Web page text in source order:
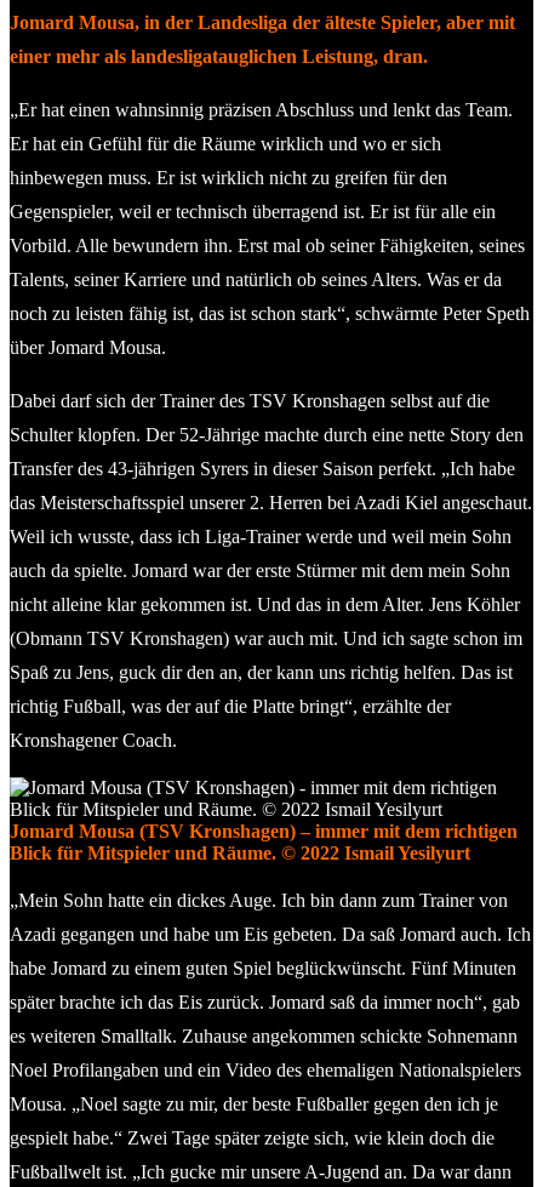
Jomard Mousa, in der Landesliga der älteste Spieler, aber mit
einer mehr als landesligatauglichen Leistung, dran.
„Er hat einen wahnsinnig präzisen Abschluss und lenkt das Team.
Er hat ein Gefühl für die Räume wirklich und wo er sich
hinbewegen muss. Er ist wirklich nicht zu greifen für den
Gegenspieler, weil er technisch überragend ist. Er ist für alle ein
Vorbild. Alle bewundern ihn. Erst mal ob seiner Fähigkeiten, seines
Talents, seiner Karriere und natürlich ob seines Alters. Was er da
noch zu leisten fähig ist, das ist schon stark“, schwärmte Peter Speth
über Jomard Mousa.
Dabei darf sich der Trainer des TSV Kronshagen selbst auf die
Schulter klopfen. Der 52-Jährige machte durch eine nette Story den
Transfer des 43-jährigen Syrers in dieser Saison perfekt. „Ich habe
das Meisterschaftsspiel unserer 2. Herren bei Azadi Kiel angeschaut.
Weil ich wusste, dass ich Liga-Trainer werde und weil mein Sohn
auch da spielte. Jomard war der erste Stürmer mit dem mein Sohn
nicht alleine klar gekommen ist. Und das in dem Alter. Jens Köhler
(Obmann TSV Kronshagen) war auch mit. Und ich sagte schon im
Spaß zu Jens, guck dir den an, der kann uns richtig helfen. Das ist
richtig Fußball, was der auf die Platte bringt“, erzählte der
Kronshagener Coach.
Jomard Mousa (TSV Kronshagen) – immer mit dem richtigen
Blick für Mitspieler und Räume. © 2022 Ismail Yesilyurt
„Mein Sohn hatte ein dickes Auge. Ich bin dann zum Trainer von
Azadi gegangen und habe um Eis gebeten. Da saß Jomard auch. Ich
habe Jomard zu einem guten Spiel beglückwünscht. Fünf Minuten
später brachte ich das Eis zurück. Jomard saß da immer noch“, gab
es weiteren Smalltalk. Zuhause angekommen schickte Sohnemann
Noel Profilangaben und ein Video des ehemaligen Nationalspielers
Mousa. „Noel sagte zu mir, der beste Fußballer gegen den ich je
gespielt habe.“ Zwei Tage später zeigte sich, wie klein doch die
Fußballwelt ist. „Ich gucke mir unsere A-Jugend an. Da war dann